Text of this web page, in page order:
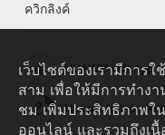
ควิกลิงค์
HUAWEI eKit App
Huawei HiKnow
เว็บไซต์ของเรามีการ
สาม เพื่อให้มีการทำงา
ชม เพิ่มประสิทธิภาพใ
ออนไลน์ และรวมถึงเ